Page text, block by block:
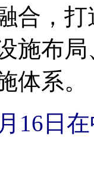
合，
施布
体系。
月16日